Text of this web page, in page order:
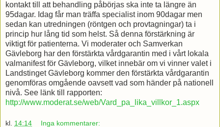
kontakt till att behandling påbörjas ska inte ta längre än
95dagar. Idag får man träffa specialist inom 90dagar men
sedan kan utredningen (röntgen och provtagningar) ta i
princip hur lång tid som helst. Så denna förstärkning är
viktigt för patienterna. Vi moderater och Samverkan
Gävleborg har den förstärkta vårdgarantin med i vårt lokala
valmanifest för Gävleborg, vilket innebär om vi vinner valet i
Landstinget Gävleborg kommer den förstärkta vårdgarantin
genomföras omgående oavsett vad som händer på nationell
nivå. See länk till rapporten:
http://www.moderat.se/web/Vard_pa_lika_villkor_1.aspx
kl. 14:14 Inga kommentarer: